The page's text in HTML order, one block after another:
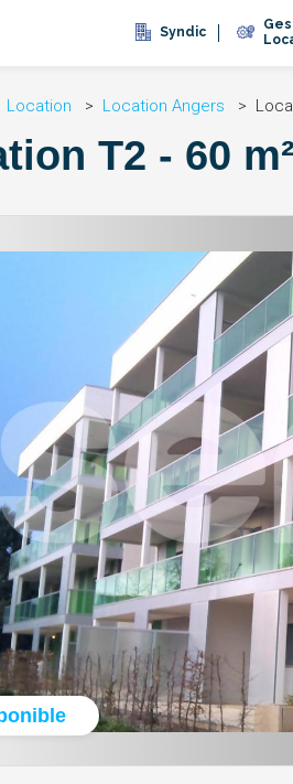
Syndic
Location Location Angers
T2 - 60